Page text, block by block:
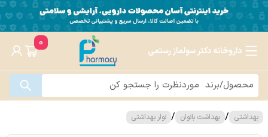
داروخانه دکتر سولماز رستمی
0
بهداشتی / بهداشت بانوان / نوار بهداشتی